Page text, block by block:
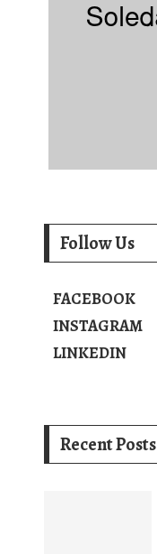
Follow Us
FACEBOOK
INSTAGRAM
LINKEDIN
Recent Posts